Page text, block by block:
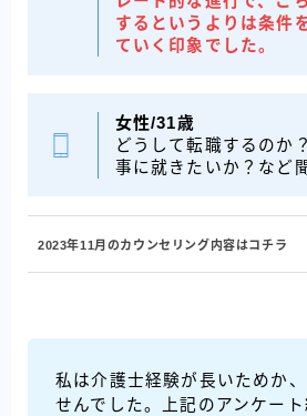
するというよりは条件
ていく印象でした。
女性/31歳
どうして転職するのか
事に就きたいか？など
2023年11月のカウンセリング内容はコチラ
私は介護士経験が長いためか
せんでした。上記のアンケー